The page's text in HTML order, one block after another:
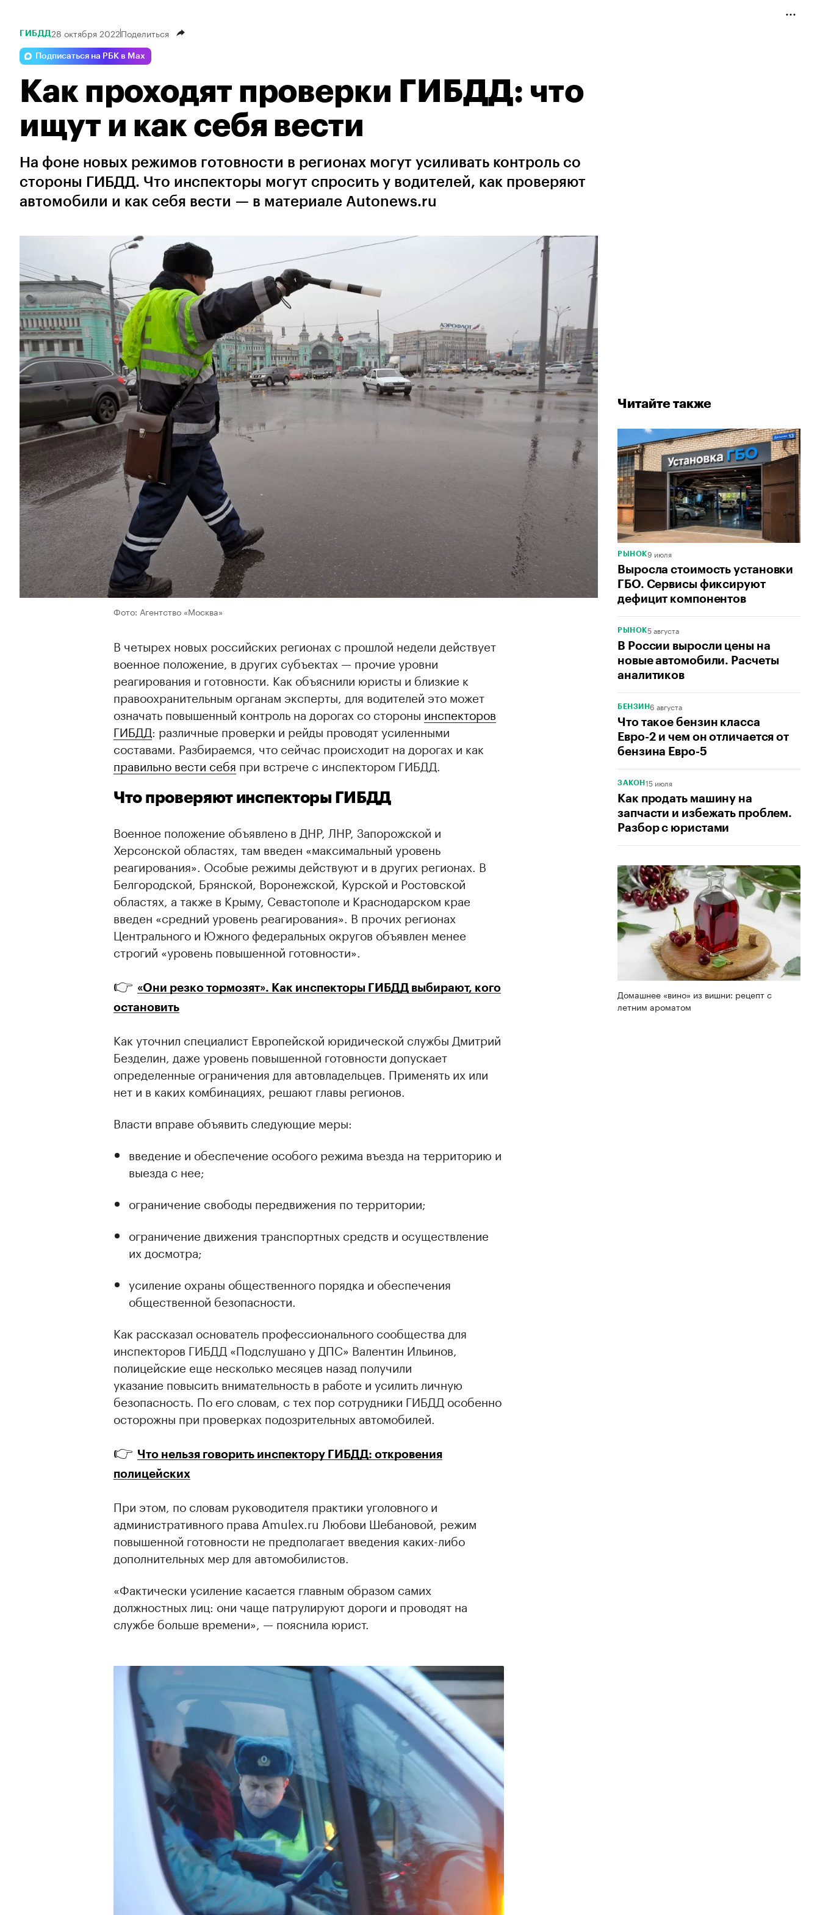
Читайте также
РЫНОК9 июля
Выросла стоимость установки
ГБО. Сервисы фиксируют
дефицит компонентов
РЫНОК5 августа
В России выросли цены на
новые автомобили. Расчеты
аналитиков
БЕНЗИН6 августа
Что такое бензин класса
Евро-2 и чем он отличается от
бензина Евро-5
ЗАКОН 15 июля
Как продать машину на
запчасти и избежать проблем.
Разбор с юристами
Домашнее «вино» из вишни: рецепт с
летним ароматом
ГИБДД 28 октября 2022Поделиться
Подписаться на РБК в Max
Как проходят проверки ГИБДД: что
ищут и как себя вести
На фоне новых режимов готовности в регионах могут усиливать контроль со
стороны ГИБДД. Что инспекторы могут спросить у водителей, как проверяют
автомобили и как себя вести — в материале Autonews.ru
Фото: Агентство «Москва»
В четырех новых российских регионах с прошлой недели действует
военное положение, в других субъектах — прочие уровни
реагирования и готовности. Как объяснили юристы и близкие к
правоохранительным органам эксперты, для водителей это может
означать повышенный контроль на дорогах со стороны инспекторов
ГИБДД: различные проверки и рейды проводят усиленными
составами. Разбираемся, что сейчас происходит на дорогах и как
правильно вести себя при встрече с инспектором ГИБДД.
Что проверяют инспекторы ГИБДД
Военное положение объявлено в ДНР, ЛНР, Запорожской и
Херсонской областях, там введен «максимальный уровень
реагирования». Особые режимы действуют и в других регионах. В
Белгородской, Брянской, Воронежской, Курской и Ростовской
областях, а также в Крыму, Севастополе и Краснодарском крае
введен «средний уровень реагирования». В прочих регионах
Центрального и Южного федеральных округов объявлен менее
строгий «уровень повышенной готовности».
👉 «Они резко тормозят». Как инспекторы ГИБДД выбирают, кого
остановить
Как уточнил специалист Европейской юридической службы Дмитрий
Безделин, даже уровень повышенной готовности допускает
определенные ограничения для автовладельцев. Применять их или
нет и в каких комбинациях, решают главы регионов.
Власти вправе объявить следующие меры:
введение и обеспечение особого режима въезда на территорию и
выезда с нее;
ограничение свободы передвижения по территории;
ограничение движения транспортных средств и осуществление
их досмотра;
усиление охраны общественного порядка и обеспечения
общественной безопасности.
Как рассказал основатель профессионального сообщества для
инспекторов ГИБДД «Подслушано у ДПС» Валентин Ильинов,
полицейские еще несколько месяцев назад получили
указание повысить внимательность в работе и усилить личную
безопасность. По его словам, с тех пор сотрудники ГИБДД особенно
осторожны при проверках подозрительных автомобилей.
👉 Что нельзя говорить инспектору ГИБДД: откровения
полицейских
При этом, по словам руководителя практики уголовного и
административного права Amulex.ru Любови Шебановой, режим
повышенной готовности не предполагает введения каких-либо
дополнительных мер для автомобилистов.
«Фактически усиление касается главным образом самих
должностных лиц: они чаще патрулируют дороги и проводят на
службе больше времени», — пояснила юрист.